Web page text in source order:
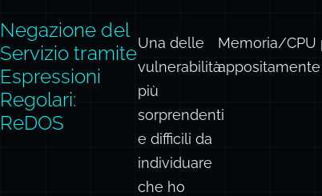
Negazione del
Servizio tramite
Espressioni
Regolari:
ReDOS
Una delle
vulnerabilità
più
sorprendenti
e difficili da
individuare
che ho
Memoria/CPU